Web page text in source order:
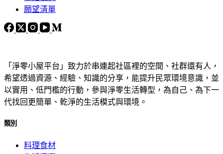
願望清單
「淨零小屋平台」致力於串連起社區裡的空間、社群還有人，
希望透過資源、經驗、知識的分享，能提升民眾環境意識，並
以實用、低門檻的行動，參與淨零生活轉型，為自己、為下一
代找回更簡單、乾淨的生活模式與環境。
類別
料理食材